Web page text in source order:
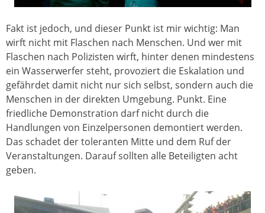
Fakt ist jedoch, und dieser Punkt ist mir wichtig: Man
wirft nicht mit Flaschen nach Menschen. Und wer mit
Flaschen nach Polizisten wirft, hinter denen mindestens
ein Wasserwerfer steht, provoziert die Eskalation und
gefährdet damit nicht nur sich selbst, sondern auch die
Menschen in der direkten Umgebung. Punkt. Eine
friedliche Demonstration darf nicht durch die
Handlungen von Einzelpersonen demontiert werden.
Das schadet der toleranten Mitte und dem Ruf der
Veranstaltungen. Darauf sollten alle Beteiligten acht
geben.